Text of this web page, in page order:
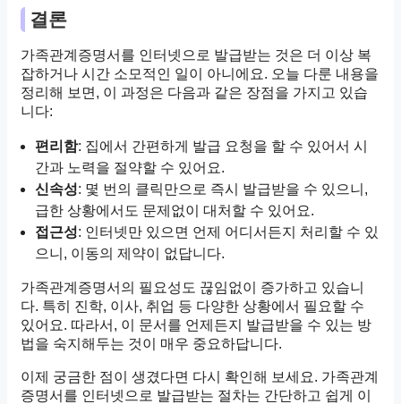
결론
가족관계증명서를 인터넷으로 발급받는 것은 더 이상 복
잡하거나 시간 소모적인 일이 아니에요. 오늘 다룬 내용을
정리해 보면, 이 과정은 다음과 같은 장점을 가지고 있습
니다:
편리함: 집에서 간편하게 발급 요청을 할 수 있어서 시
간과 노력을 절약할 수 있어요.
신속성: 몇 번의 클릭만으로 즉시 발급받을 수 있으니,
급한 상황에서도 문제없이 대처할 수 있어요.
접근성: 인터넷만 있으면 언제 어디서든지 처리할 수 있
으니, 이동의 제약이 없답니다.
가족관계증명서의 필요성도 끊임없이 증가하고 있습니
다. 특히 진학, 이사, 취업 등 다양한 상황에서 필요할 수
있어요. 따라서, 이 문서를 언제든지 발급받을 수 있는 방
법을 숙지해두는 것이 매우 중요하답니다.
이제 궁금한 점이 생겼다면 다시 확인해 보세요. 가족관계
증명서를 인터넷으로 발급받는 절차는 간단하고 쉽게 이